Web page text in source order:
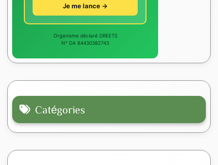
Je me lance →
Organisme déclaré DREETS
N° DA 84430382743
Catégories